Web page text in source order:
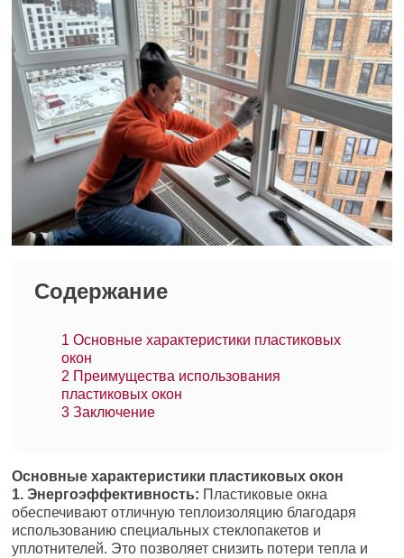
Содержание
1 Основные характеристики пластиковых
окон
2 Преимущества использования
пластиковых окон
3 Заключение
Основные характеристики пластиковых окон
1. Энергоэффективность: Пластиковые окна
обеспечивают отличную теплоизоляцию благодаря
использованию специальных стеклопакетов и
уплотнителей. Это позволяет снизить потери тепла и